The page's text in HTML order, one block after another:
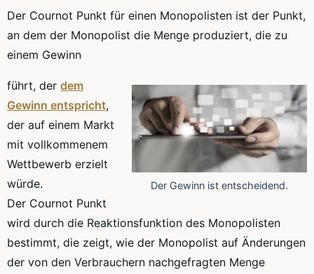
Der Cournot Punkt für einen Monopolisten ist der Punkt,
an dem der Monopolist die Menge produziert, die zu
einem Gewinn
Der Gewinn ist entscheidend.
führt, der dem
Gewinn entspricht,
der auf einem Markt
mit vollkommenem
Wettbewerb erzielt
würde.
Der Cournot Punkt
wird durch die Reaktionsfunktion des Monopolisten
bestimmt, die zeigt, wie der Monopolist auf Änderungen
der von den Verbrauchern nachgefragten Menge